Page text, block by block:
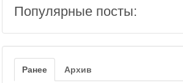
Популярные посты:
Ранее Архив